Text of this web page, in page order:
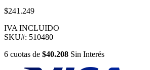
$241.249
IVA INCLUIDO
SKU#: 510480
6 cuotas de $40.208 Sin Interés